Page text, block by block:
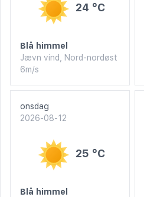
24 °C
Blå himmel
Jævn vind, Nord-nordøst
6m/s
onsdag
2026-08-12
25 °C
Blå himmel